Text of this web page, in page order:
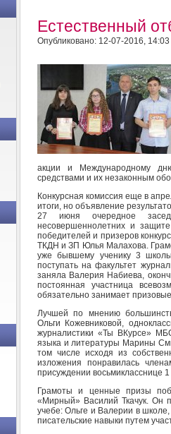
Естественный
Опубликовано: 12-07-2016, 14:03
акции и Международному
средствами и их незаконным
Конкурсная комиссия еще в
итоги, но объявление
27 июня очередное
несовершеннолетних и
победителей и призеров
ТКДН и ЗП Юлья Малахова.
уже бывшему ученику 3
поступать на факультет
заняла Валерия Набиева,
постоянная участница
обязательно занимает
Лучшей по мнению
Ольги Кожевниковой,
журналистики «Ты ВКурсе»
языка и литературы Марины
том числе исходя из
изложения понравилась
присуждении восьмикласснице
Грамоты и ценные призы
«Мирный» Василий Ткачук. Он
учебе: Ольге и Валерии в
писательские навыки путем